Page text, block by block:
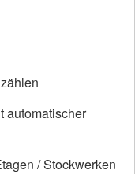
automatischer
/ Stockwerken